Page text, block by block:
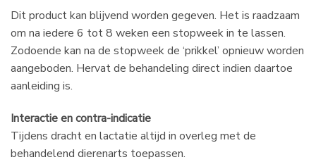
Dit product kan blijvend worden gegeven. Het is raadzaam
om na iedere 6 tot 8 weken een stopweek in te lassen.
Zodoende kan na de stopweek de ‘prikkel’ opnieuw worden
aangeboden. Hervat de behandeling direct indien daartoe
aanleiding is.
Interactie en contra-indicatie
Tijdens dracht en lactatie altijd in overleg met de
behandelend dierenarts toepassen.